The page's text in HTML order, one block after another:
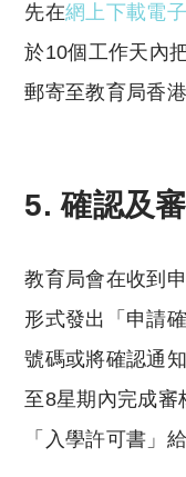
先在網上下載電
於10個工作天內
郵寄至教育局香
5. 確認及
教育局會在收到
形式發出「申請
號碼或將確認通
至8星期內完成審
「入學許可書」